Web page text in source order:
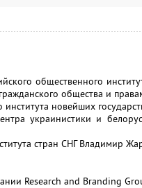
общественного
общества и
новейших
украинистики и
стран СНГ Владимир
Research and Branding